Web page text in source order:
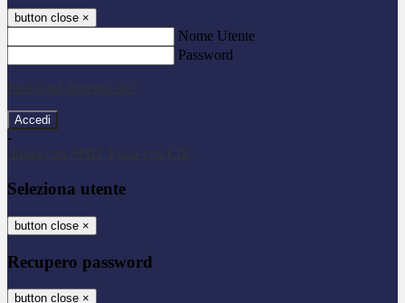
button close ×
Nome Utente
Password
Password dimenticata?
-
Entra con SPID
Entra con CIE
Seleziona utente
button close ×
Recupero password
button close ×